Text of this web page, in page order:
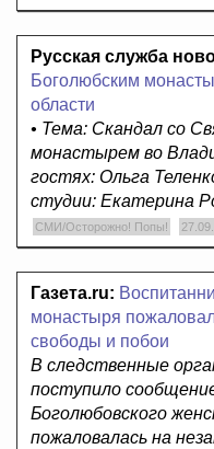
Русская служба
Боголюбским
области
• Тема: Скандал со
монастырем во
гостях: Ольга
студии: Екатерина
СМИ/Осторожно! Попы!
Газета.ru:
монастыря
свободы и побои
В следственные
поступило
Боголюбовского
пожаловалась на